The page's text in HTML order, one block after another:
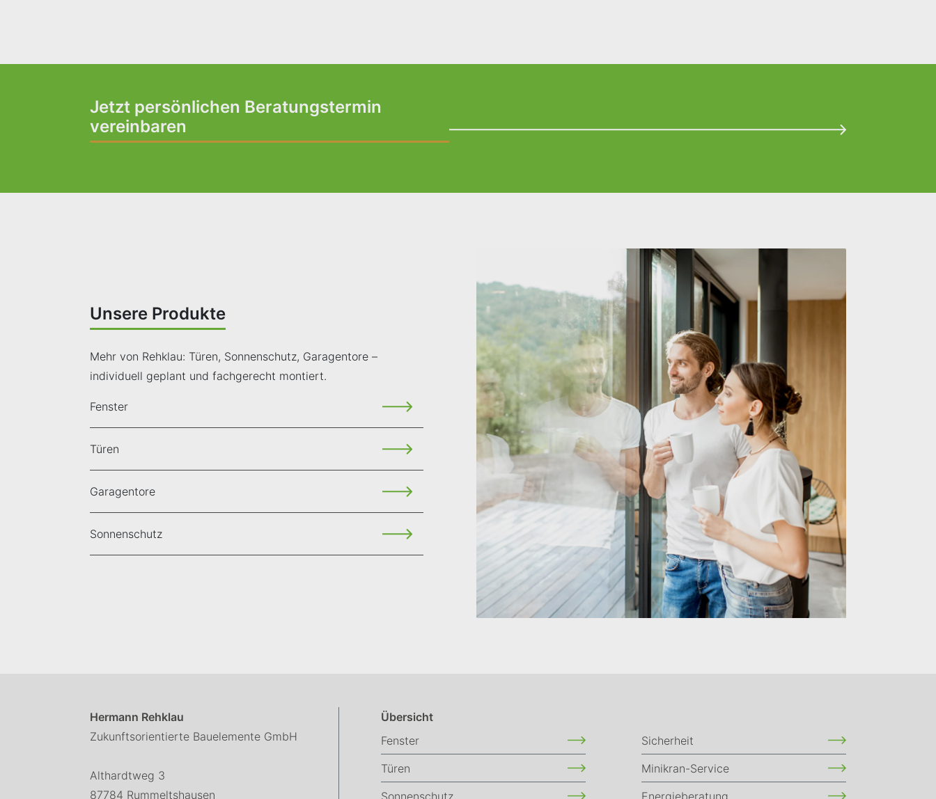
Jetzt persönlichen Beratungstermin
vereinbaren
Unsere Produkte
Mehr von Rehklau: Türen, Sonnenschutz, Garagentore –
individuell geplant und fachgerecht montiert.
Fenster
Türen
Garagentore
Sonnenschutz
Hermann Rehklau
Zukunftsorientierte Bauelemente GmbH
Althardtweg 3
87784 Rummeltshausen
Übersicht
Fenster
Türen
Sonnenschutz
Sicherheit
Minikran-Service
Energieberatung